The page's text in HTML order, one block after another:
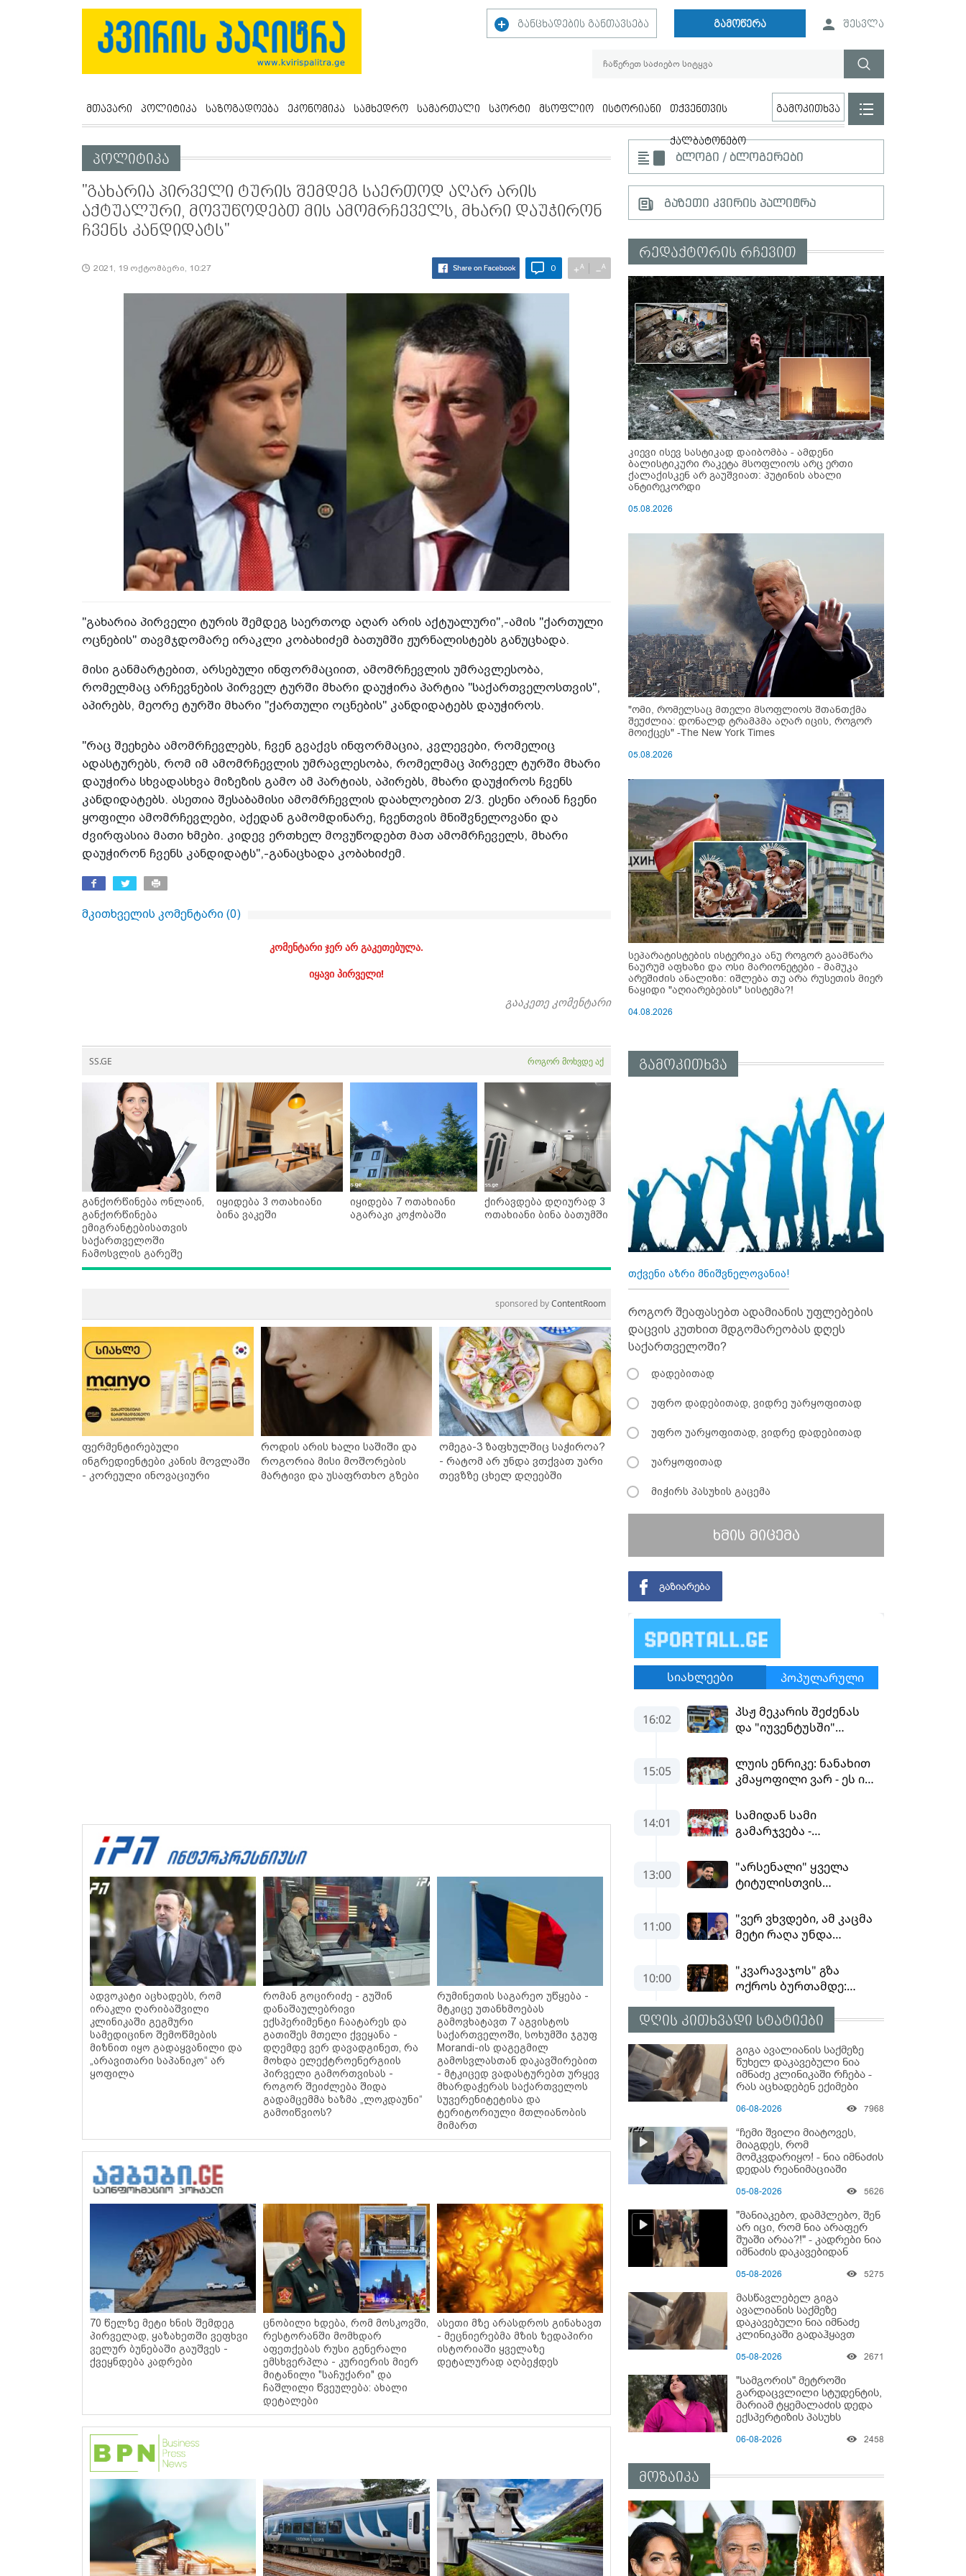
განცხადების განთავსება გამოწერა შესვლა
მთავარი პოლიტიკა საზოგადოება ეკონომიკა სამხედრო სამართალი სპორტი მსოფლიო ისტორიანი თქვენთვის
ქალბატონებო
გამოკითხვა
პოლიტიკა
"გახარია პირველი ტურის შემდეგ საერთოდ აღარ არის
აქტუალური, მოვუწოდებთ მის ამომრჩეველს, მხარი დაუჭირონ
ჩვენს კანდიდატს"
2021, 19 ოქტომბერი, 10:27 0 +A −A
"გახარია პირველი ტურის შემდეგ საერთოდ აღარ არის აქტუალური",-ამის "ქართული
ოცნების" თავმჯდომარე ირაკლი კობახიძემ ბათუმში ჟურნალისტებს განუცხადა.
მისი განმარტებით, არსებული ინფორმაციით, ამომრჩევლის უმრავლესობა,
რომელმაც არჩევნების პირველ ტურში მხარი დაუჭირა პარტია "საქართველოსთვის",
აპირებს, მეორე ტურში მხარი "ქართული ოცნების" კანდიდატებს დაუჭიროს.
"რაც შეეხება ამომრჩევლებს, ჩვენ გვაქვს ინფორმაცია, კვლევები, რომელიც
ადასტურებს, რომ იმ ამომრჩევლის უმრავლესობა, რომელმაც პირველ ტურში მხარი
დაუჭირა სხვადასხვა მიზეზის გამო ამ პარტიას, აპირებს, მხარი დაუჭიროს ჩვენს
კანდიდატებს. ასეთია შესაბამისი ამომრჩევლის დაახლოებით 2/3. ესენი არიან ჩვენი
ყოფილი ამომრჩევლები, აქედან გამომდინარე, ჩვენთვის მნიშვნელოვანი და
ძვირფასია მათი ხმები. კიდევ ერთხელ მოვუწოდებთ მათ ამომრჩეველს, მხარი
დაუჭირონ ჩვენს კანდიდატს",-განაცხადა კობახიძემ.
მკითხველის კომენტარი (0)
კომენტარი ჯერ არ გაკეთებულა.
იყავი პირველი!
გააკეთე კომენტარი
SS.GE როგორ მოხვდე აქ
განქორწინება ონლაინ,
განქორწინება
ემიგრანტებისათვის
საქართველოში
ჩამოსვლის გარეშე
იყიდება 3 ოთახიანი
ბინა ვაკეში
იყიდება 7 ოთახიანი
აგარაკი კოჭობაში
ქირავდება დღიურად 3
ოთახიანი ბინა ბათუმში
sponsored byContentRoom
ფერმენტირებული
ინგრედიენტები კანის მოვლაში
- კორეული ინოვაციური
როდის არის ხალი საშიში და
როგორია მისი მოშორების
მარტივი და უსაფრთხო გზები
ომეგა-3 ზაფხულშიც საჭიროა?
- რატომ არ უნდა ვთქვათ უარი
თევზზე ცხელ დღეებში
ადვოკატი აცხადებს, რომ
ირაკლი ღარიბაშვილი
კლინიკაში გეგმური
სამედიცინო შემოწმების
მიზნით იყო გადაყვანილი და
„არავითარი საპანიკო“ არ
ყოფილა
რომან გოცირიძე - გუშინ
დანაშაულებრივი
ექსპერიმენტი ჩაატარეს და
გათიშეს მთელი ქვეყანა -
დღემდე ვერ დავადგინეთ, რა
მოხდა ელექტროენერგიის
პირველი გამორთვისას -
როგორ შეიძლება შიდა
გადამცემმა ხაზმა „ლოკდაუნი“
გამოიწვიოს?
რუმინეთის საგარეო უწყება -
მტკიცე უთანხმოებას
გამოვხატავთ 7 აგვისტოს
საქართველოში, სოხუმში ჯგუფ
Morandi-ის დაგეგმილ
გამოსვლასთან დაკავშირებით
- მტკიცედ ვადასტურებთ ურყევ
მხარდაჭერას საქართველოს
სუვერენიტეტისა და
ტერიტორიული მთლიანობის
მიმართ
70 წელზე მეტი ხნის შემდეგ
პირველად, ყაზახეთში ვეფხვი
ველურ ბუნებაში გაუშვეს -
ქვეყნდება კადრები
ცნობილი ხდება, რომ მოსკოვში,
რესტორანში მომხდარ
აფეთქებას რუსი გენერალი
ემსხვერპლა - კურიერის მიერ
მიტანილი "საჩუქარი" და
ჩაშლილი წვეულება: ახალი
დეტალები
ასეთი მზე არასდროს გინახავთ
- მეცნიერებმა მზის ზედაპირი
ისტორიაში ყველაზე
დეტალურად აღბეჭდეს
ბლოგი / ბლოგერები
გაზეთი კვირის პალიტრა
რედაქტორის რჩევით
კიევი ისევ სასტიკად დაიბომბა - ამდენი
ბალისტიკური რაკეტა მსოფლიოს არც ერთი
ქალაქისკენ არ გაუშვიათ: პუტინის ახალი
ანტირეკორდი
05.08.2026
"ომი, რომელსაც მთელი მსოფლიოს შთანთქმა
შეუძლია: დონალდ ტრამპმა აღარ იცის, როგორ
მოიქცეს" -The New York Times
05.08.2026
სეპარატისტების ისტერიკა ანუ როგორ გაამწარა
ნაურუმ აფხაზი და ოსი მარიონეტები - მამუკა
არეშიძის ანალიზი: იშლება თუ არა რუსეთის მიერ
ნაყიდი "აღიარებების" სისტემა?!
04.08.2026
გამოკითხვა
თქვენი აზრი მნიშვნელოვანია!
როგორ შეაფასებთ ადამიანის უფლებების
დაცვის კუთხით მდგომარეობას დღეს
საქართველოში?
დადებითად
უფრო დადებითად, ვიდრე უარყოფითად
უფრო უარყოფითად, ვიდრე დადებითად
უარყოფითად
მიჭირს პასუხის გაცემა
ხმის მიცემა
დღის კითხვადი სტატიები
გიგა ავალიანის საქმეზე
წუხელ დაკავებული ნია
იმნაძე კლინიკაში რჩება -
რას აცხადებენ ექიმები
06-08-2026 7968
“ჩემი შვილი მიატოვეს,
მიაგდეს, რომ
მომკვდარიყო! - ნია იმნაძის
დედას რეანიმაციაში
შვილი არ უნახავს” - გიგა
კომენტარი
05-08-2026 5626
"მანიაკებო, დამპლებო, შენ
არ იცი, რომ ნია არაფერ
შუაში არაა?!" - კადრები ნია
იმნაძის დაკავებიდან
05-08-2026 5275
მასწავლებელ გიგა
ავალიანის საქმეზე
დაკავებული ნია იმნაძე
კლინიკაში გადაჰყავთ
05-08-2026 2671
"სამგორის" მეტროში
გარდაცვლილი სტუდენტის,
მარიამ ტყემალაძის დედა
ექსპერტიზის პასუხს
გოგონას გარდაცვალების
06-08-2026 2458
მოზაიკა